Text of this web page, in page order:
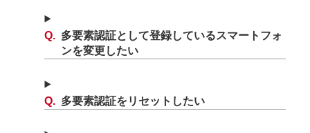
多要素認証として登録しているスマートフォ
ンを変更したい
多要素認証をリセットしたい